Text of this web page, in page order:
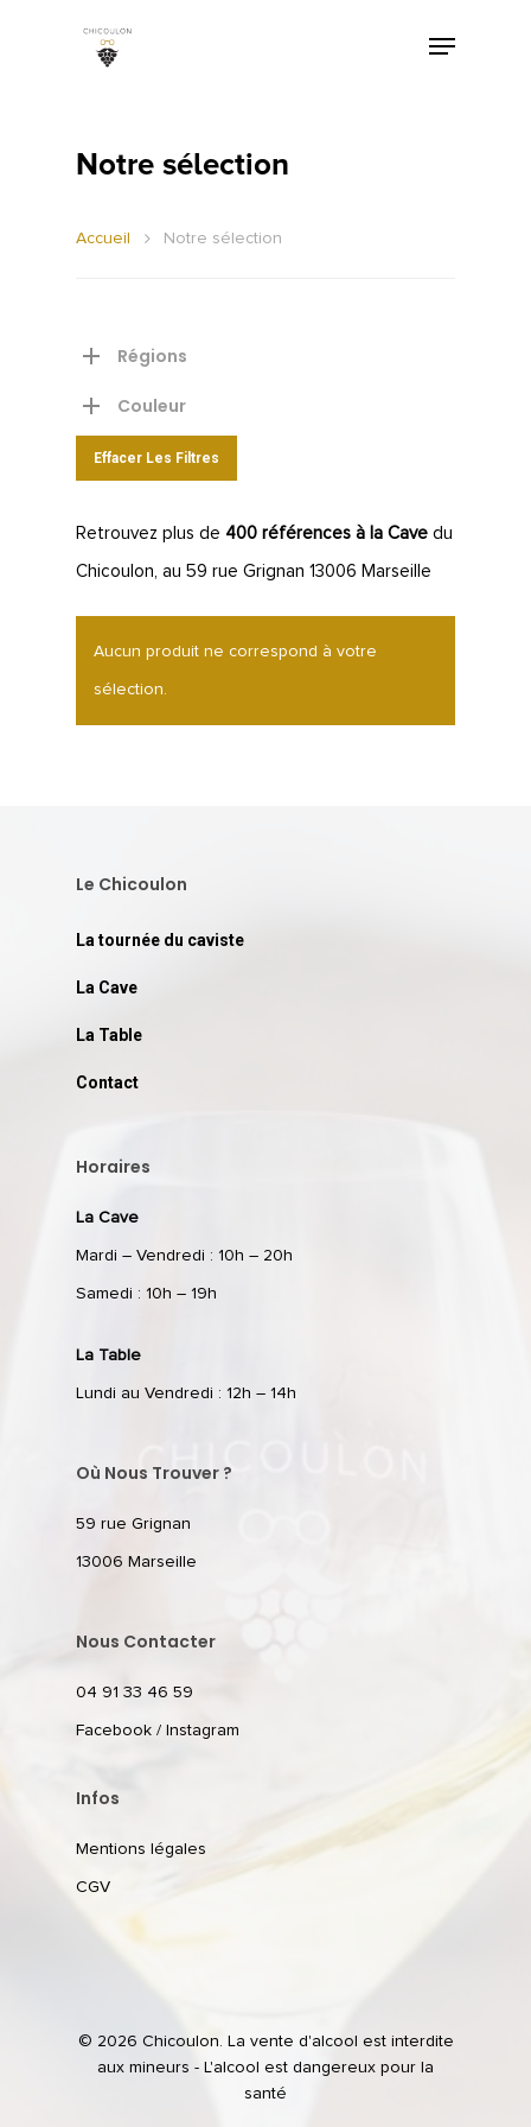
Notre sélection
Accueil Notre sélection
Régions
Couleur
Effacer Les Filtres
Retrouvez plus de 400 références à la Cave du
Chicoulon, au 59 rue Grignan 13006 Marseille
Aucun produit ne correspond à votre
sélection.
Le Chicoulon
La tournée du caviste
La Cave
La Table
Contact
Horaires
La Cave
Mardi – Vendredi : 10h – 20h
Samedi : 10h – 19h
La Table
Lundi au Vendredi : 12h – 14h
Où Nous Trouver ?
59 rue Grignan
13006 Marseille
Nous Contacter
04 91 33 46 59
Facebook / Instagram
Infos
Mentions légales
CGV
© 2026 Chicoulon. La vente d'alcool est interdite
aux mineurs - L'alcool est dangereux pour la
santé